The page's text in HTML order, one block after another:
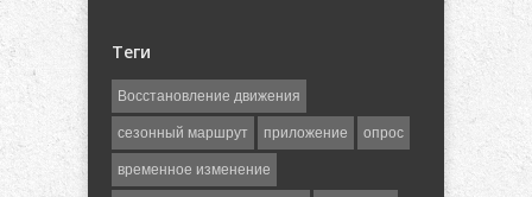
Теги
Восстановление движения
сезонный маршрут приложение опрос
временное изменение